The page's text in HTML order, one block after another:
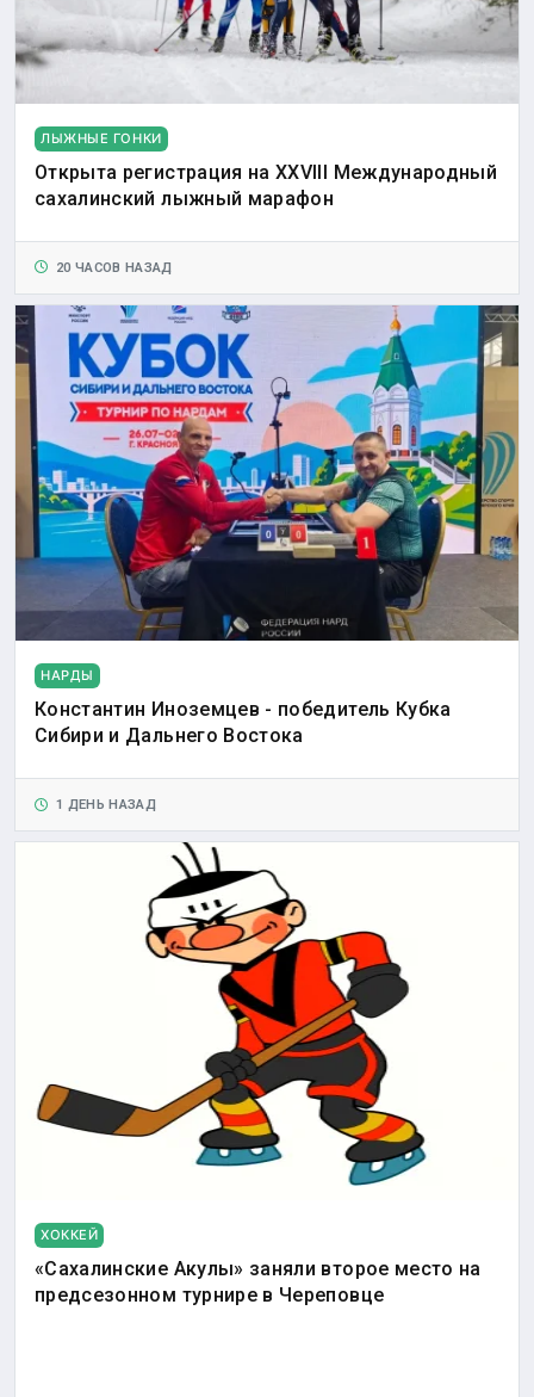
ЛЫЖНЫЕ ГОНКИ
Открыта регистрация на XXVIII Международный
сахалинский лыжный марафон
20 ЧАСОВ НАЗАД
НАРДЫ
Константин Иноземцев - победитель Кубка
Сибири и Дальнего Востока
1 ДЕНЬ НАЗАД
ХОККЕЙ
«Сахалинские Акулы» заняли второе место на
предсезонном турнире в Череповце